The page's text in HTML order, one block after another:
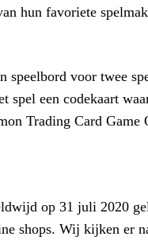
hun favoriete
speelbord voor twee
spel een codekaart
Trading Card
op 31 juli 2020
shops. Wij kijken er